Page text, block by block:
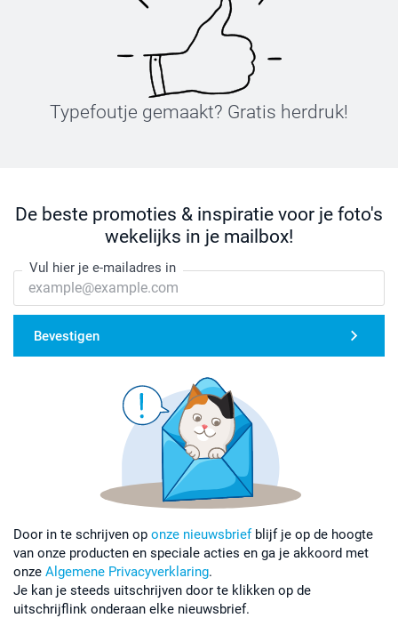
Typefoutje gemaakt? Gratis herdruk!
De beste promoties & inspiratie voor je foto's
wekelijks in je mailbox!
Vul hier je e-mailadres in
Bevestigen
Door in te schrijven op onze nieuwsbriefblijf je op de hoogte
van onze producten en speciale acties en ga je akkoord met
onze Algemene Privacyverklaring.
Je kan je steeds uitschrijven door te klikken op de
uitschrijflink onderaan elke nieuwsbrief.